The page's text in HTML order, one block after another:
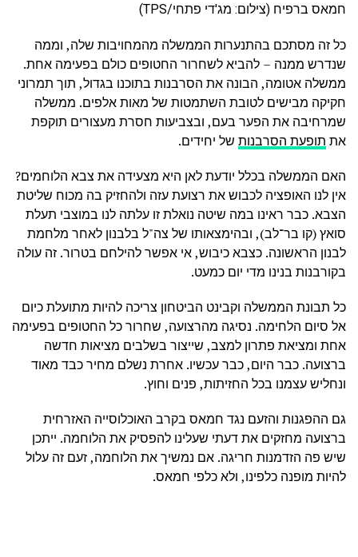
חמאס ברפיח (צילום: מג'די פתחי/TPS)
כל זה מסתכם בהתנערות הממשלה מהמחויבות שלה, וממה
שנדרש ממנה – להביא לשחרור החטופים כולם בפעימה אחת.
ממשלה אטומה, הבונה את הסרבנות בתוכנו בגדול, תוך תמרוני
חקיקה מבישים לטובת השתמטות של מאות אלפים. ממשלה
שמרחיבה את הפער בעם, ובצביעות חסרת מעצורים תוקפת
את תופעת הסרבנות של יחידים.
האם הממשלה בכלל יודעת לאן היא מצעידה את צבא הלוחמים?
אין לנו האופציה לכבוש את רצועת עזה ולהחזיק בה מכוח שליטת
הצבא. כבר ראינו במה שיטה נואלת זו עלתה לנו במוצבי תעלת
סואץ (קו בר־לב), ובהימצאותו של צה"ל בלבנון לאחר מלחמת
לבנון הראשונה. כצבא כיבוש, אי אפשר להילחם בטרור. זה עולה
בקורבנות בנינו מדי יום כמעט.
כל תבונת הממשלה וקבינט הביטחון צריכה להיות מתועלת כיום
אל סיום הלחימה. נסיגה מהרצועה, שחרור כל החטופים בפעימה
אחת ומציאת פתרון למצב, שייצור בשלבים מציאות חדשה
ברצועה. כבר היום, כבר עכשיו. אחרת נשלם מחיר כבד מאוד
ונחליש עצמנו בכל החזיתות, פנים וחוץ.
גם ההפגנות והזעם נגד חמאס בקרב האוכלוסייה האזרחית
ברצועה מחזקים את דעתי שעלינו להפסיק את הלוחמה. ייתכן
שיש פה הזדמנות חריגה. אם נמשיך את הלוחמה, זעם זה עלול
להיות מופנה כלפינו, ולא כלפי חמאס.